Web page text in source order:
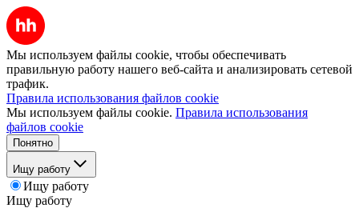
Мы используем файлы cookie, чтобы обеспечивать
правильную работу нашего веб-сайта и анализировать сетевой
трафик.
Правила использования файлов cookie
Мы используем файлы cookie. Правила использования
файлов cookie
Понятно
Ищу работу
Ищу работу
Ищу работу